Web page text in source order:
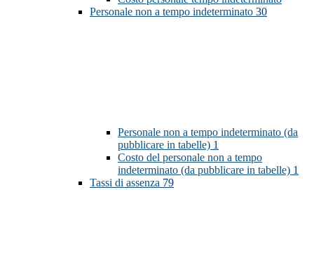
Personale non a tempo indeterminato 30
Personale non a tempo indeterminato (da
pubblicare in tabelle) 1
Costo del personale non a tempo
indeterminato (da pubblicare in tabelle) 1
Tassi di assenza 79